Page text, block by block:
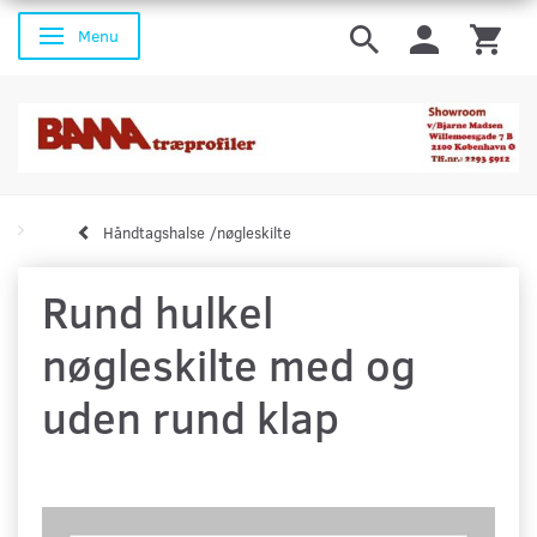
Skifte navigation
Menu
Håndtagshalse /nøgleskilte
Rund hulkel
nøgleskilte med og
uden rund klap